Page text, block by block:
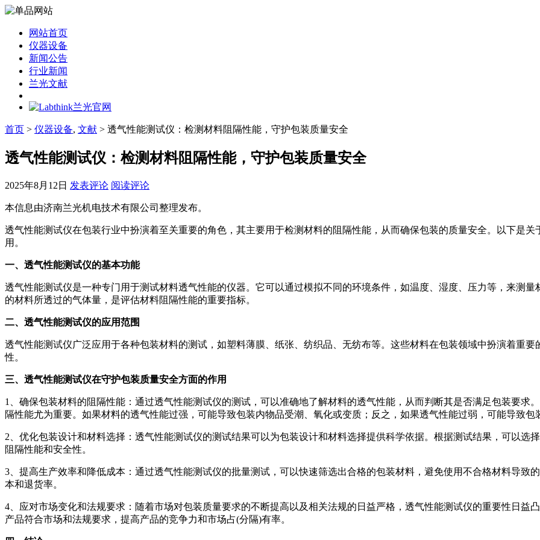
网站首页
仪器设备
新闻公告
行业新闻
兰光文献
首页 > 仪器设备, 文献 > 透气性能测试仪：检测材料阻隔性能，守护包装质量安全
透气性能测试仪：检测材料阻隔性能，守护包装质量安全
2025年8月12日 发表评论 阅读评论
本信息由济南兰光机电技术有限公司整理发布。
透气性能测试仪在包装行业中扮演着至关重要的角色，其主要用于检测材料的阻隔性能，从而确保包装的质量安全。以下是
用。
一、透气性能测试仪的基本功能
透气性能测试仪是一种专门用于测试材料透气性能的仪器。它可以通过模拟不同的环境条件，如温度、湿度、压力等，来测
的材料所透过的气体量，是评估材料阻隔性能的重要指标。
二、透气性能测试仪的应用范围
透气性能测试仪广泛应用于各种包装材料的测试，如塑料薄膜、纸张、纺织品、无纺布等。这些材料在包装领域中扮演着重
性。
三、透气性能测试仪在守护包装质量安全方面的作用
1、确保包装材料的阻隔性能：通过透气性能测试仪的测试，可以准确地了解材料的透气性能，从而判断其是否满足包装要求
隔性能尤为重要。如果材料的透气性能过强，可能导致包装内物品受潮、氧化或变质；反之，如果透气性能过弱，可能导致
2、优化包装设计和材料选择：透气性能测试仪的测试结果可以为包装设计和材料选择提供科学依据。根据测试结果，可以选
阻隔性能和安全性。
3、提高生产效率和降低成本：通过透气性能测试仪的批量测试，可以快速筛选出合格的包装材料，避免使用不合格材料导致
本和退货率。
4、应对市场变化和法规要求：随着市场对包装质量要求的不断提高以及相关法规的日益严格，透气性能测试仪的重要性日益
产品符合市场和法规要求，提高产品的竞争力和市场占(分隔)有率。